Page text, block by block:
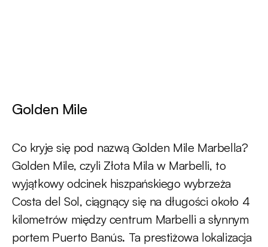
Golden Mile
Co kryje się pod nazwą Golden Mile Marbella?
Golden Mile, czyli Złota Mila w Marbelli, to
wyjątkowy odcinek hiszpańskiego wybrzeża
Costa del Sol, ciągnący się na długości około 4
kilometrów między centrum Marbelli a słynnym
portem Puerto Banús. Ta prestiżowa lokalizacja